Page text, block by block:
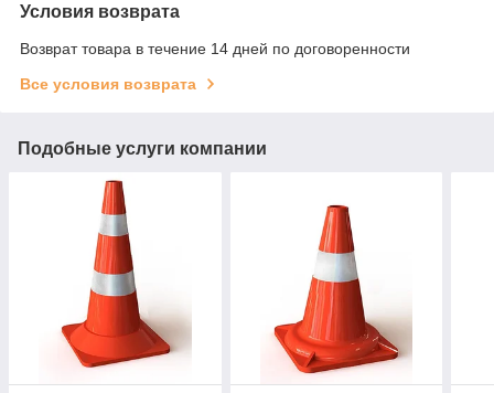
Условия возврата
Возврат товара в течение 14 дней по договоренности
Все условия возврата
Подобные услуги компании